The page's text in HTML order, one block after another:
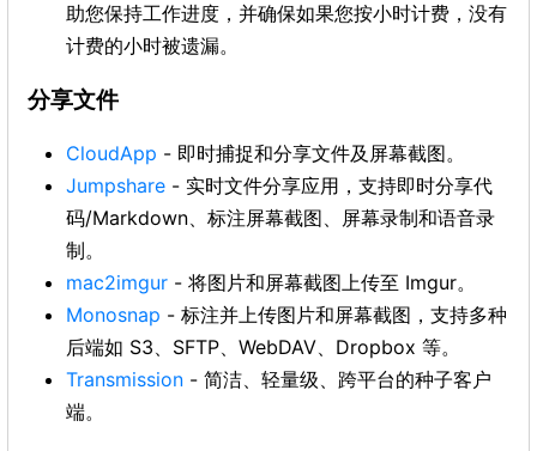
助您保持工作进度，并确保如果您按小时计费，没有
计费的小时被遗漏。
分享文件
CloudApp - 即时捕捉和分享文件及屏幕截图。
Jumpshare - 实时文件分享应用，支持即时分享代
码/Markdown、标注屏幕截图、屏幕录制和语音录
制。
mac2imgur - 将图片和屏幕截图上传至 Imgur。
Monosnap - 标注并上传图片和屏幕截图，支持多种
后端如 S3、SFTP、WebDAV、Dropbox 等。
Transmission - 简洁、轻量级、跨平台的种子客户
端。